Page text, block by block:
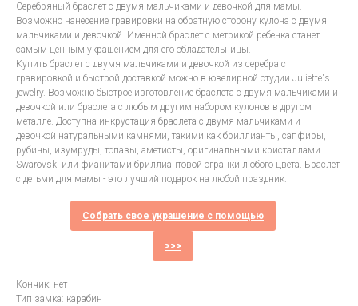
Серебряный браслет с двумя мальчиками и девочкой для мамы.
Возможно нанесение гравировки на обратную сторону кулона с двумя
мальчиками и девочкой. Именной браслет с метрикой ребенка станет
самым ценным украшением для его обладательницы.
Купить браслет с двумя мальчиками и девочкой из серебра с
гравировкой и быстрой доставкой можно в ювелирной студии Juliette's
jewelry. Возможно быстрое изготовление браслета с двумя мальчиками и
девочкой или браслета с любым другим набором кулонов в другом
металле. Доступна инкрустация браслета с двумя мальчиками и
девочкой натуральными камнями, такими как бриллианты, сапфиры,
рубины, изумруды, топазы, аметисты, оригинальными кристаллами
Swarovski или фианитами бриллиантовой огранки любого цвета. Браслет
с детьми для мамы - это лучший подарок на любой праздник.
Собрать свое украшение с помощью
>>>
Кончик: нет
Тип замка: карабин